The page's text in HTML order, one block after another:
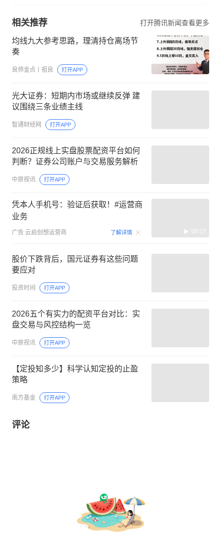
相关推荐 打开腾讯新闻查看更多
均线九大参考思路，理清持仓离场节
奏
良师金点丨祖良 打开APP
光大证券：短期内市场或继续反弹 建
议围绕三条业绩主线
智通财经网 打开APP
2026正规线上实盘股票配资平台如何
判断？证券公司账户与交易服务解析
中原视讯 打开APP
凭本人手机号：验证后获取！#运营商
业务
广告 云启创想运营商 了解详情 00:15
股价下跌背后，国元证券有这些问题
要应对
投资时间 打开APP
2026五个有实力的配资平台对比：实
盘交易与风控结构一览
中原视讯 打开APP
【定投知多少】科学认知定投的止盈
策略
南方基金 打开APP
评论